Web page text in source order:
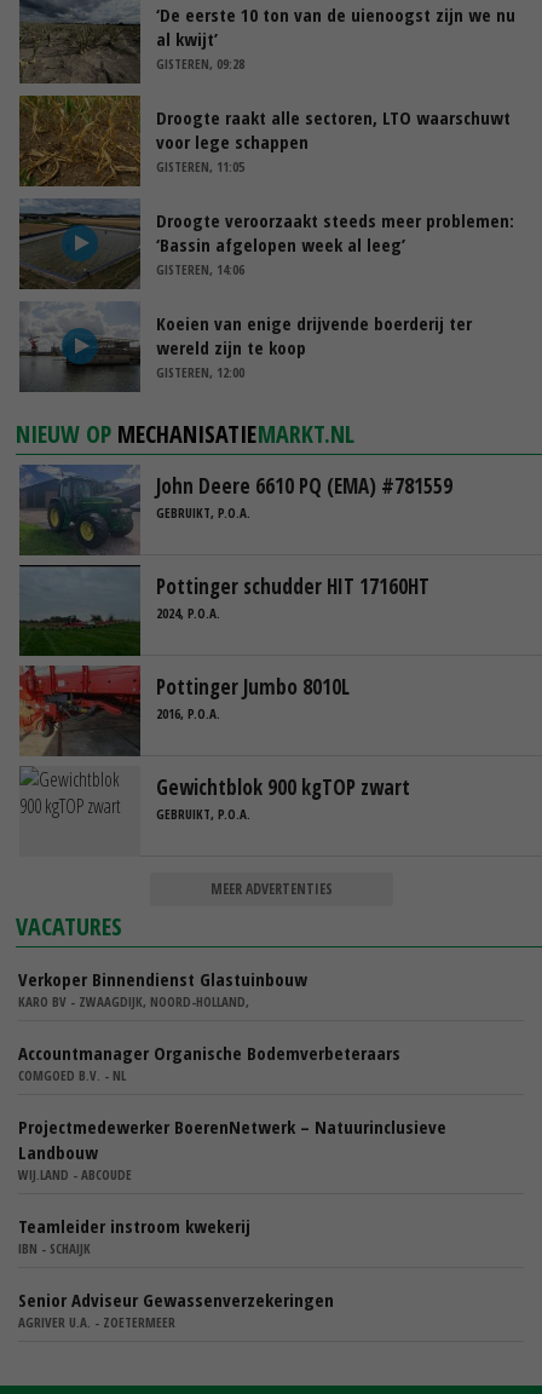
‘De eerste 10 ton van de uienoogst zijn we nu
al kwijt’
GISTEREN, 09:28
Droogte raakt alle sectoren, LTO waarschuwt
voor lege schappen
GISTEREN, 11:05
Droogte veroorzaakt steeds meer problemen:
‘Bassin afgelopen week al leeg’
GISTEREN, 14:06
Koeien van enige drijvende boerderij ter
wereld zijn te koop
GISTEREN, 12:00
NIEUW OP MECHANISATIEMARKT.NL
John Deere 6610 PQ (EMA) #781559
GEBRUIKT, P.O.A.
Pottinger schudder HIT 17160HT
2024, P.O.A.
Pottinger Jumbo 8010L
2016, P.O.A.
Gewichtblok 900 kgTOP zwart
GEBRUIKT, P.O.A.
MEER ADVERTENTIES
VACATURES
Verkoper Binnendienst Glastuinbouw
KARO BV - ZWAAGDIJK, NOORD-HOLLAND,
Accountmanager Organische Bodemverbeteraars
COMGOED B.V. - NL
Projectmedewerker BoerenNetwerk – Natuurinclusieve
Landbouw
WIJ.LAND - ABCOUDE
Teamleider instroom kwekerij
IBN - SCHAIJK
Senior Adviseur Gewassenverzekeringen
AGRIVER U.A. - ZOETERMEER